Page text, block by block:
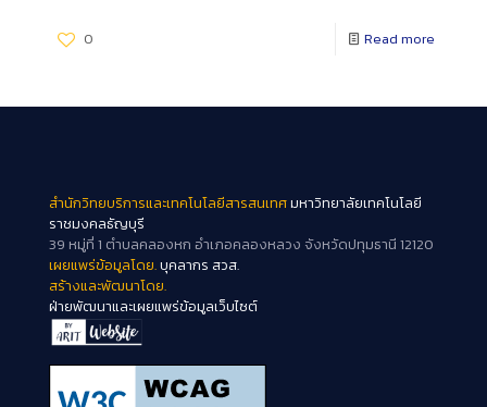
0 Read more
สำนักวิทยบริการและเทคโนโลยีสารสนเทศมหาวิทยาลัยเทคโนโลยี
ราชมงคลธัญบุรี
39 หมู่ที่ 1 ตำบลคลองหก อำเภอคลองหลวง จังหวัดปทุมธานี 12120
เผยแพร่ข้อมูลโดย.บุคลากร สวส.
สร้างและพัฒนาโดย.
ฝ่ายพัฒนาและเผยแพร่ข้อมูลเว็บไซต์